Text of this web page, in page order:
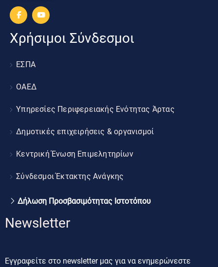
Χρήσιμοι Σύνδεσμοι
ΕΣΠΑ
ΟΑΕΔ
Υπηρεσίες Περιφερειακής Ενότητας Άρτας
Δημοτικές επιχειρήσεις & οργανισμοί
Κεντρική Ένωση Επιμελητηρίων
Σύνδεσμοι Έκτακτης Ανάγκης
Δήλωση Προσβασιμότητας Ιστοτόπου
Newsletter
Εγγραφείτε στο newsletter μας για να ενημερώνεστε